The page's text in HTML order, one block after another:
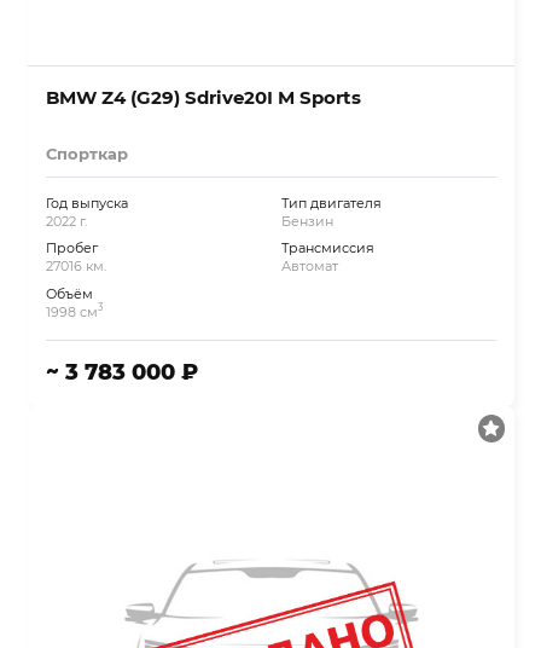
BMW Z4 (G29) Sdrive20I M Sports
Спорткар
Год выпуска
2022 г.
Пробег
27016 км.
Объём
1998 см3
Тип двигателя
Бензин
Трансмиссия
Автомат
~ 3 783 000 ₽